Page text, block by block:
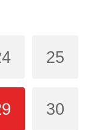
25
30